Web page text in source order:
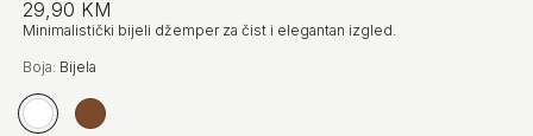
29,90 KM
Minimalistički bijeli džemper za čist i elegantan izgled.
Boja: Bijela
Bijela Smeđa